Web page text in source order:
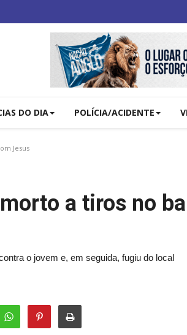
DO DIA POLÍCIA/ACIDENTE
Jesus
a tiros no
o jovem e, em seguida, fugiu do local